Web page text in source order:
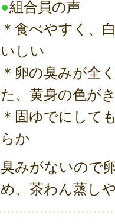
●組合員の声
＊食べやすく、
いしい
＊卵の臭みが全
た、黄身の色が
＊固ゆでにして
らか
臭みがないので
め、茶わん蒸し